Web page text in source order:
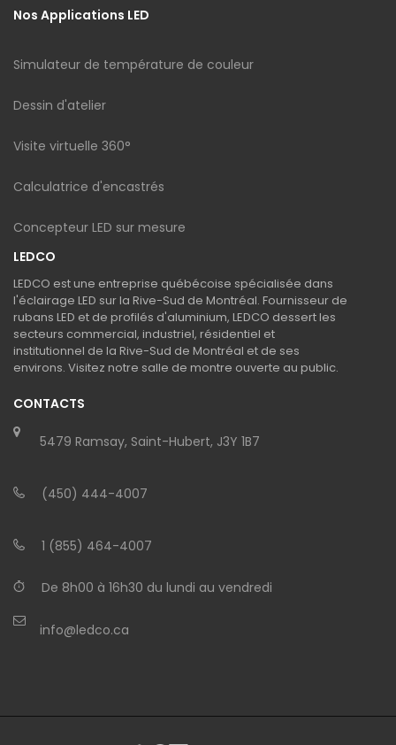
Nos Applications LED
Simulateur de température de couleur
Dessin d'atelier
Visite virtuelle 360°
Calculatrice d'encastrés
Concepteur LED sur mesure
LEDCO
LEDCO est une entreprise québécoise spécialisée dans
l'éclairage LED sur la Rive-Sud de Montréal. Fournisseur de
rubans LED et de profilés d'aluminium, LEDCO dessert les
secteurs commercial, industriel, résidentiel et
institutionnel de la Rive-Sud de Montréal et de ses
environs. Visitez notre salle de montre ouverte au public.
CONTACTS
5479 Ramsay, Saint-Hubert, J3Y 1B7
(450) 444-4007
1 (855) 464-4007
De 8h00 à 16h30 du lundi au vendredi
info@ledco.ca